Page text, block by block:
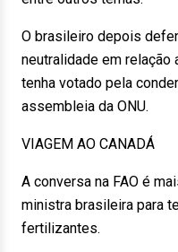
O brasileiro depois
neutralidade em relação
tenha votado pela
assembleia da ONU.
VIAGEM AO CANADÁ
A conversa na FAO é
ministra brasileira para
fertilizantes.